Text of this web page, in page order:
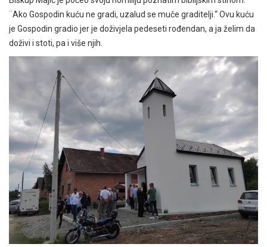
¨Ako Gospodin kuću ne gradi, uzalud se muče graditelji.“ Ovu kuću
je Gospodin gradio jer je doživjela pedeseti rođendan, a ja želim da
doživi i stoti, pa i više njih.